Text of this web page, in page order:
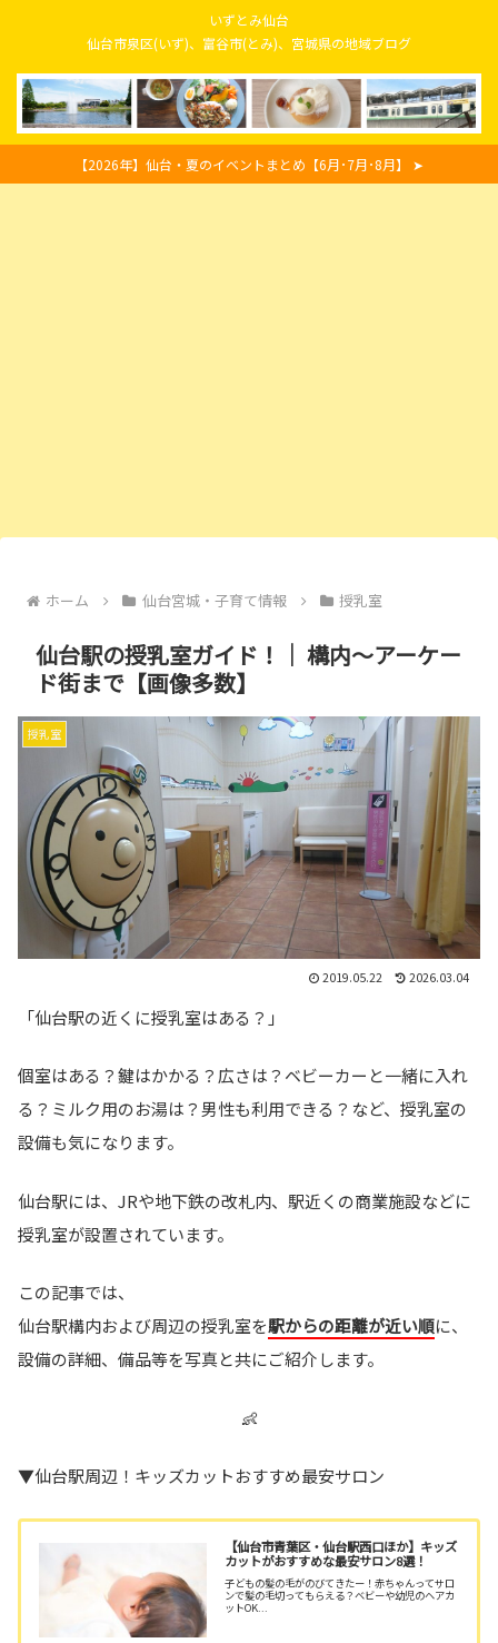
いずとみ仙台
仙台市泉区(いず)、富谷市(とみ)、宮城県の地域ブログ
【2026年】仙台・夏のイベントまとめ【6月･7月･8月】 ➤
ホーム 仙台宮城・子育て情報 授乳室
仙台駅の授乳室ガイド！｜ 構内～アーケー
ド街まで【画像多数】
授乳室
2019.05.22 2026.03.04
「仙台駅の近くに授乳室はある？」
個室はある？鍵はかかる？広さは？ベビーカーと一緒に入れ
る？ミルク用のお湯は？男性も利用できる？など、授乳室の
設備も気になります。
仙台駅には、JRや地下鉄の改札内、駅近くの商業施設などに
授乳室が設置されています。
この記事では、
仙台駅構内および周辺の授乳室を駅からの距離が近い順に、
設備の詳細、備品等を写真と共にご紹介します。
👶
▼仙台駅周辺！キッズカットおすすめ最安サロン
【仙台市青葉区・仙台駅西口ほか】キッズ
カットがおすすめな最安サロン8選！
子どもの髪の毛がのびてきたー！赤ちゃんってサロ
ンで髪の毛切ってもらえる？ベビーや幼児のヘアカ
ットOK...